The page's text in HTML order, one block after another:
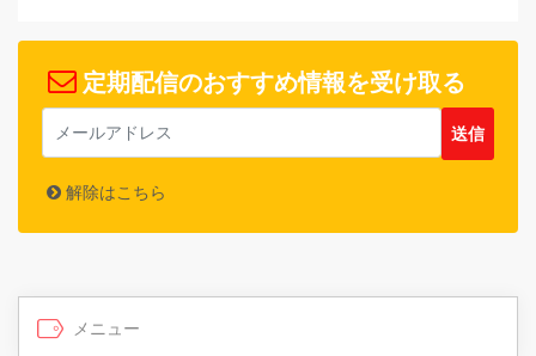
定期配信のおすすめ情報を受け取る
解除はこちら